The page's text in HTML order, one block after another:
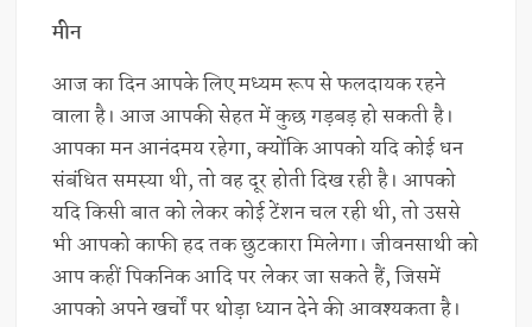
मीन
आज का दिन आपके लिए मध्यम रूप से फलदायक रहने
वाला है। आज आपकी सेहत में कुछ गड़बड़ हो सकती है।
आपका मन आनंदमय रहेगा, क्योंकि आपको यदि कोई धन
संबंधित समस्या थी, तो वह दूर होती दिख रही है। आपको
यदि किसी बात को लेकर कोई टेंशन चल रही थी, तो उससे
भी आपको काफी हद तक छुटकारा मिलेगा। जीवनसाथी को
आप कहीं पिकनिक आदि पर लेकर जा सकते हैं, जिसमें
आपको अपने खर्चों पर थोड़ा ध्यान देने की आवश्यकता है।